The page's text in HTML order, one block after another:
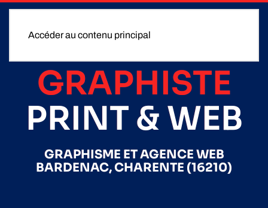
Accéder au contenu principal
GRAPHISTE
PRINT & WEB
GRAPHISME ET AGENCE WEB
BARDENAC, CHARENTE (16210)